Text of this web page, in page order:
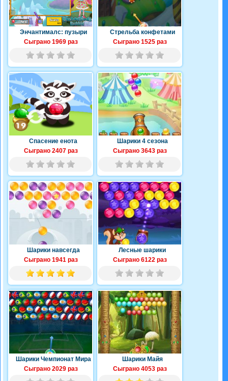
Энчантималс: пузыри
Сыграно 1969 раз
Стрельба конфетами
Сыграно 1525 раз
Спасение енота
Сыграно 2407 раз
Шарики 4 сезона
Сыграно 3643 раз
Шарики навсегда
Сыграно 1941 раз
Лесные шарики
Сыграно 6122 раз
Шарики Чемпионат Мира
Сыграно 2029 раз
Шарики Майя
Сыграно 4053 раз